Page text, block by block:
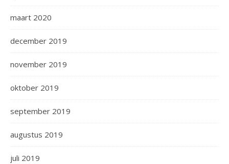
maart 2020
december 2019
november 2019
oktober 2019
september 2019
augustus 2019
juli 2019